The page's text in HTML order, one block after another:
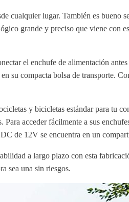
lugar. También es bueno
grande y preciso que viene con
el enchufe de alimentación
su compacta bolsa de transporte.
y bicicletas estándar para tu
acceder fácilmente a sus
de 12V se encuentra en un
a largo plazo con esta
sea una sin riesgos.